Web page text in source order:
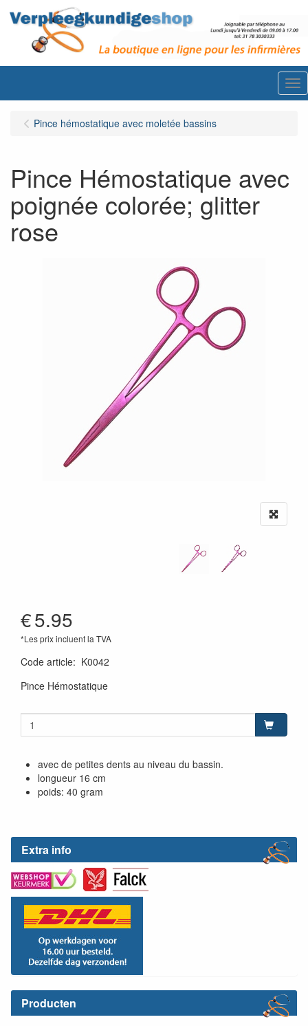
Extra info
Producten
Pince hémostatique avec moletée bassins
Pince Hémostatique avec
poignée colorée; glitter
rose
€5.95
*Les prix incluent la TVA
Code article: K0042
Pince Hémostatique
avec de petites dents au niveau du bassin.
longueur 16 cm
poids: 40 gram